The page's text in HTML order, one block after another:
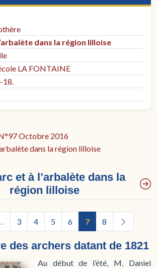
dans la région lilloise
LA FONTAINE
18.
Octobre 2016
dans la région lilloise
et à l’arbalète dans la
région lilloise
... 3 4 5 6 7 8
des archers datant de 1821
Au début de l’été, M. Daniel